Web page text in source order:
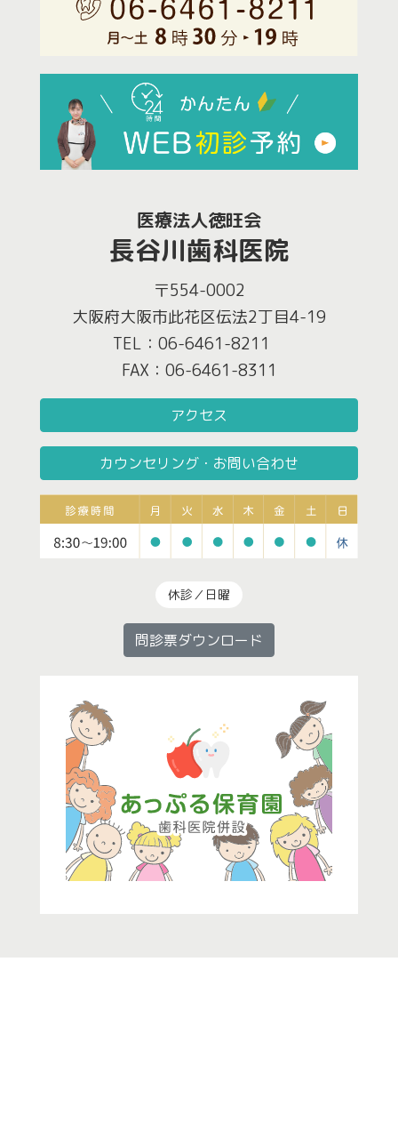
医療法人徳旺会
長谷川歯科医院
〒554-0002
大阪府大阪市此花区伝法2丁目4-19
TEL：06-6461-8211
FAX：06-6461-8311
アクセス
カウンセリング・お問い合わせ
休診／日曜
問診票ダウンロード